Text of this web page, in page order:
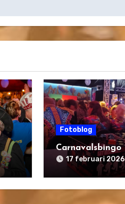
Fotoblog
Carnavalsbingo
17 februari 2026